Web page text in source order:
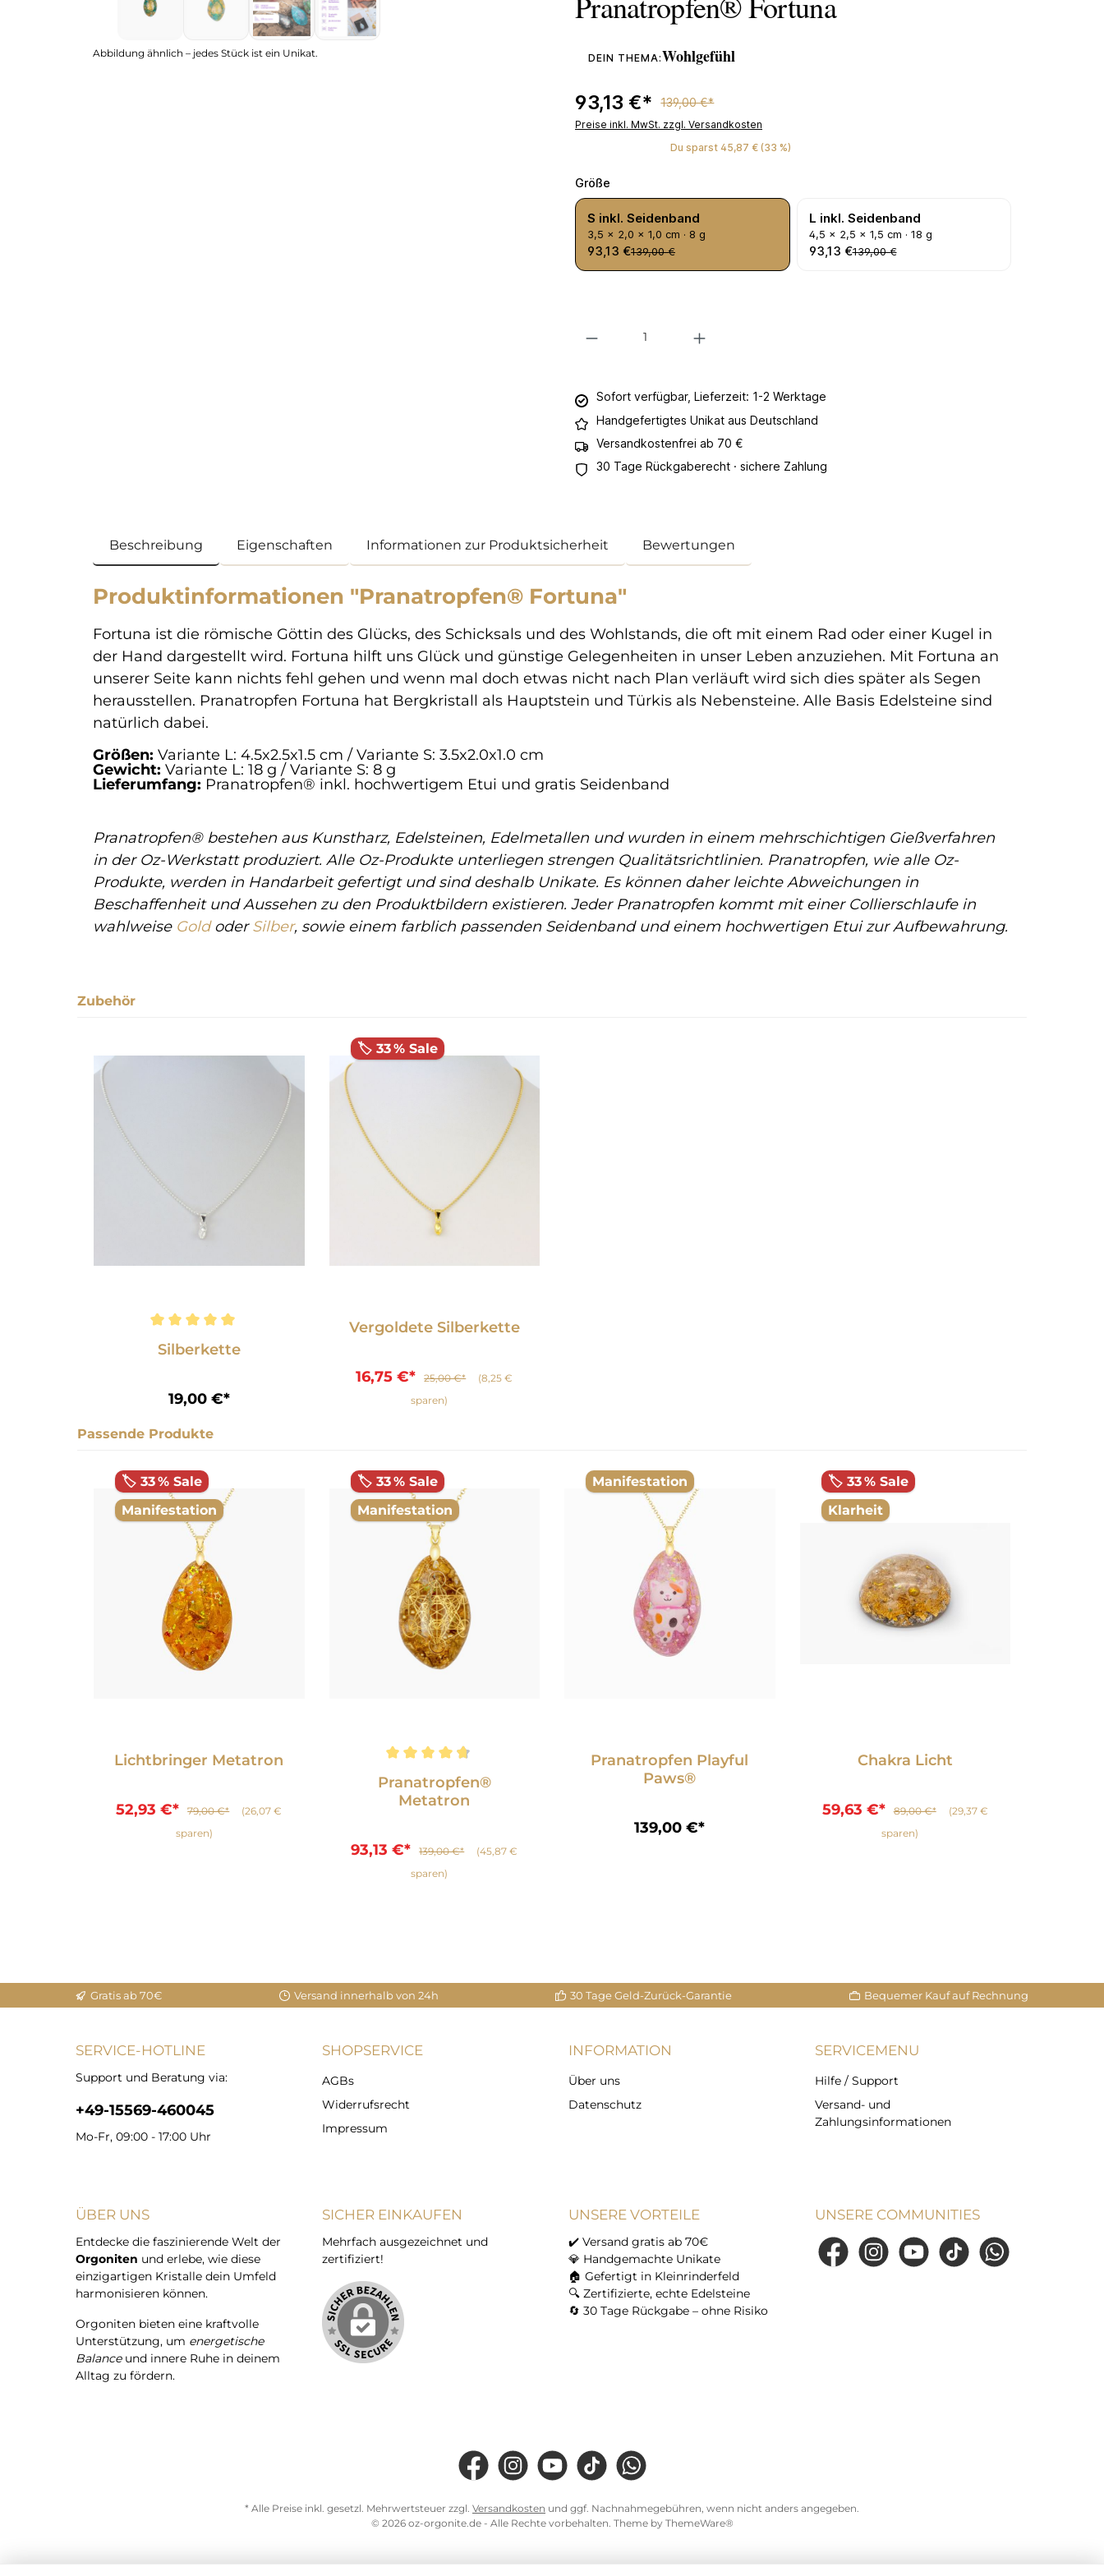
Abbildung ähnlich – jedes Stück ist ein Unikat. DEIN THEMA:Wohlgefühl
93,13 €* 139,00 €*
Du sparst 45,87 € (33 %)
Preise inkl. MwSt. zzgl. Versandkosten
Größe
S inkl. Seidenband
3,5 × 2,0 × 1,0 cm · 8 g
93,13 €139,00 €
L inkl. Seidenband
4,5 × 2,5 × 1,5 cm · 18 g
93,13 €139,00 €
Sofort verfügbar, Lieferzeit: 1-2 Werktage
Handgefertigtes Unikat aus Deutschland
Versandkostenfrei ab 70 €
30 Tage Rückgaberecht · sichere Zahlung
Beschreibung Eigenschaften Informationen zur Produktsicherheit Bewertungen
Produktinformationen "Pranatropfen® Fortuna"
Fortuna ist die römische Göttin des Glücks, des Schicksals und des Wohlstands, die oft mit einem Rad oder einer Kugel in
der Hand dargestellt wird. Fortuna hilft uns Glück und günstige Gelegenheiten in unser Leben anzuziehen. Mit Fortuna an
unserer Seite kann nichts fehl gehen und wenn mal doch etwas nicht nach Plan verläuft wird sich dies später als Segen
herausstellen. Pranatropfen Fortuna hat Bergkristall als Hauptstein und Türkis als Nebensteine. Alle Basis Edelsteine sind
natürlich dabei.
Größen: Variante L: 4.5x2.5x1.5 cm / Variante S: 3.5x2.0x1.0 cm
Gewicht: Variante L: 18 g / Variante S: 8 g
Lieferumfang: Pranatropfen® inkl. hochwertigem Etui und gratis Seidenband
Pranatropfen® bestehen aus Kunstharz, Edelsteinen, Edelmetallen und wurden in einem mehrschichtigen Gießverfahren
in der Oz-Werkstatt produziert. Alle Oz-Produkte unterliegen strengen Qualitätsrichtlinien. Pranatropfen, wie alle Oz-
Produkte, werden in Handarbeit gefertigt und sind deshalb Unikate. Es können daher leichte Abweichungen in
Beschaffenheit und Aussehen zu den Produktbildern existieren. Jeder Pranatropfen kommt mit einer Collierschlaufe in
wahlweise GoldoderSilber, sowie einem farblich passenden Seidenband und einem hochwertigen Etui zur Aufbewahrung.
Zubehör
Durchschnittliche Bewertung von 5 von 5 Sternen
Silberkette
19,00 €*
In den Warenkorb
🏷️ 33 % Sale
Vergoldete Silberkette
16,75 €* 25,00 €*
(8,25 €
sparen)
Passende Produkte
Produktgalerie überspringen
🏷️ 33 % Sale
Manifestation
Lichtbringer Metatron
52,93 €* 79,00 €*
(26,07 €
sparen)
🏷️ 33 % Sale
Manifestation
Durchschnittliche Bewertung von 4.7 von 5 Sternen
Pranatropfen®
Metatron
93,13 €* 139,00 €*
(45,87 €
sparen)
Manifestation
Pranatropfen Playful
Paws®
139,00 €*
🏷️ 33 % Sale
Klarheit
Chakra Licht
59,63 €* 89,00 €*
(29,37 €
sparen)
Gratis ab 70€ Versand innerhalb von 24h 30 Tage Geld-Zurück-Garantie Bequemer Kauf auf Rechnung
SERVICE-HOTLINE
Support und Beratung via:
+49-15569-460045
Mo-Fr, 09:00 - 17:00 Uhr
SHOPSERVICE
AGBs
Widerrufsrecht
Impressum
INFORMATION
Über uns
Datenschutz
SERVICEMENU
Hilfe / Support
Versand- und
Zahlungsinformationen
ÜBER UNS
Entdecke die faszinierende Welt der
Orgoniten und erlebe, wie diese
einzigartigen Kristalle dein Umfeld
harmonisieren können.
Orgoniten bieten eine kraftvolle
Unterstützung, um energetische
Balanceund innere Ruhe in deinem
Alltag zu fördern.
SICHER EINKAUFEN
Mehrfach ausgezeichnet und
zertifiziert!
UNSERE VORTEILE
✔️ Versand gratis ab 70€
💎 Handgemachte Unikate
🏠 Gefertigt in Kleinrinderfeld
🔍 Zertifizierte, echte Edelsteine
🔄 30 Tage Rückgabe – ohne Risiko
UNSERE COMMUNITIES
FacebookInstagramYouTubeTikTok WhatsApp
FacebookInstagramYouTube TikTok WhatsApp
* Alle Preise inkl. gesetzl. Mehrwertsteuer zzgl. Versandkosten und ggf. Nachnahmegebühren, wenn nicht anders angegeben.
© 2026 oz-orgonite.de - Alle Rechte vorbehalten. Theme by ThemeWare®